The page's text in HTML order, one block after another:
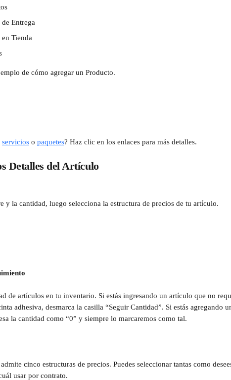
Entrega
Tienda
de cómo agregar un Producto.
servicios o paquetes? Haz clic en los enlaces para más detalles.
Detalles del Artículo
y la cantidad, luego selecciona la estructura de precios de tu artículo.
de artículos en tu inventario. Si estás ingresando un artículo que no
adhesiva, desmarca la casilla “Seguir Cantidad”. Si estás agregando
la cantidad como “0” y siempre lo marcaremos como tal.
cinco estructuras de precios. Puedes seleccionar tantas como
usar por contrato.